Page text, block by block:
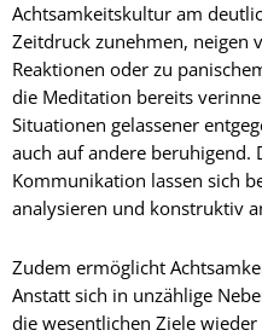
Achtsamkeitskultur am
Zeitdruck zunehmen, neigen
Reaktionen oder zu
die Meditation bereits
Situationen gelassener
auch auf andere
Kommunikation lassen sich
analysieren und konstruktiv
Zudem ermöglicht
Anstatt sich in unzählige
die wesentlichen Ziele